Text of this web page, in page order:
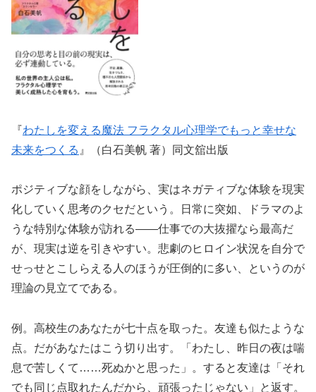
『わたしを変える魔法 フラクタル心理学でもっと幸せな
未来をつくる 』（白石美帆 著）同文舘出版
ポジティブな顔をしながら、実はネガティブな体験を現実
化していく思考のクセだという。日常に突如、ドラマのよ
うな特別な体験が訪れる——仕事での大抜擢なら最高だ
が、現実は逆を引きやすい。悲劇のヒロイン状況を自分で
せっせとこしらえる人のほうが圧倒的に多い、というのが
理論の見立てである。
例。高校生のあなたが七十点を取った。友達も似たような
点。だがあなたはこう切り出す。「わたし、昨日の夜は喘
息で苦しくて……死ぬかと思った」。すると友達は「それ
でも同じ点取れたんだから、頑張ったじゃない」と返す。